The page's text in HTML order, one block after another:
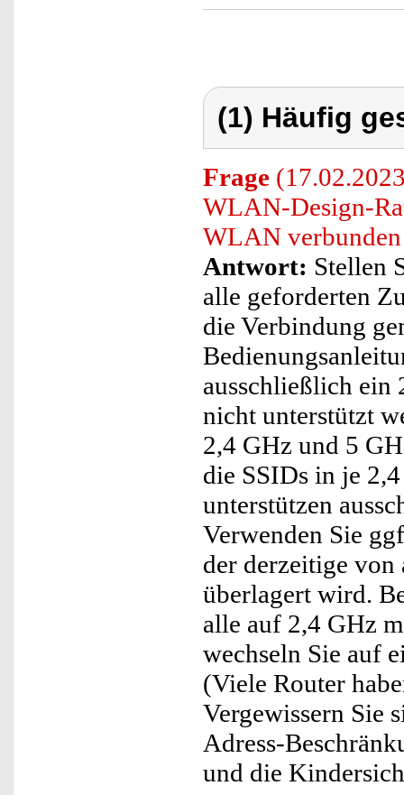
(1) Häufig
Frage
WLAN-Design-
WLAN
Antwort: Stellen
alle geforderten
die Verbindung
ausschließlich ein
nicht unterstützt
2,4 GHz und 5
die SSIDs in je
unterstützen
Verwenden Sie
der derzeitige
überlagert wird.
alle auf 2,4 GHz
wechseln Sie auf
(Viele Router
Vergewissern Sie
Adress-
und die